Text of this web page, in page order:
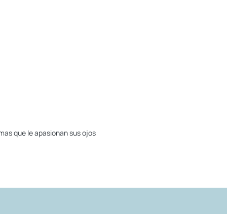
que le apasionan sus ojos